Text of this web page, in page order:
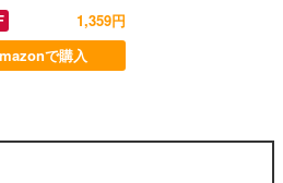
1,359円
で購入